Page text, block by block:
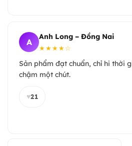
A
Anh Long – Đồng Nai
★★★★☆
Sản phẩm đạt chuẩn, chỉ hi thời
chậm một chút.
♥21